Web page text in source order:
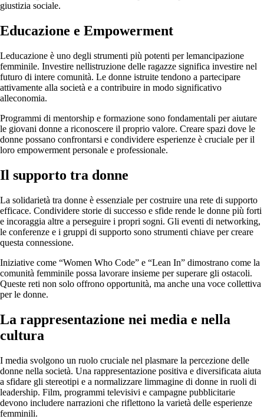
giustizia sociale.
Educazione e Empowerment
Leducazione è uno degli strumenti più potenti per lemancipazione
femminile. Investire nellistruzione delle ragazze significa investire nel
futuro di intere comunità. Le donne istruite tendono a partecipare
attivamente alla società e a contribuire in modo significativo
alleconomia.
Programmi di mentorship e formazione sono fondamentali per aiutare
le giovani donne a riconoscere il proprio valore. Creare spazi dove le
donne possano confrontarsi e condividere esperienze è cruciale per il
loro empowerment personale e professionale.
Il supporto tra donne
La solidarietà tra donne è essenziale per costruire una rete di supporto
efficace. Condividere storie di successo e sfide rende le donne più forti
e incoraggia altre a perseguire i propri sogni. Gli eventi di networking,
le conferenze e i gruppi di supporto sono strumenti chiave per creare
questa connessione.
Iniziative come “Women Who Code” e “Lean In” dimostrano come la
comunità femminile possa lavorare insieme per superare gli ostacoli.
Queste reti non solo offrono opportunità, ma anche una voce collettiva
per le donne.
La rappresentazione nei media e nella
cultura
I media svolgono un ruolo cruciale nel plasmare la percezione delle
donne nella società. Una rappresentazione positiva e diversificata aiuta
a sfidare gli stereotipi e a normalizzare limmagine di donne in ruoli di
leadership. Film, programmi televisivi e campagne pubblicitarie
devono includere narrazioni che riflettono la varietà delle esperienze
femminili.